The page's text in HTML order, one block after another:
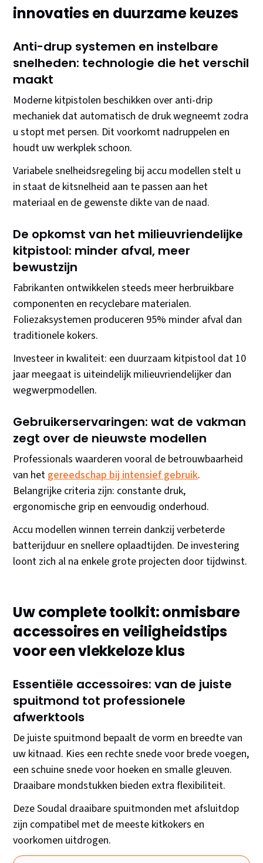
innovaties en duurzame keuzes
Anti-drup systemen en instelbare
snelheden: technologie die het verschil
maakt
Moderne kitpistolen beschikken over anti-drip
mechaniek dat automatisch de druk wegneemt zodra
u stopt met persen. Dit voorkomt nadruppelen en
houdt uw werkplek schoon.
Variabele snelheidsregeling bij accu modellen stelt u
in staat de kitsnelheid aan te passen aan het
materiaal en de gewenste dikte van de naad.
De opkomst van het milieuvriendelijke
kitpistool: minder afval, meer
bewustzijn
Fabrikanten ontwikkelen steeds meer herbruikbare
componenten en recyclebare materialen.
Foliezaksystemen produceren 95% minder afval dan
traditionele kokers.
Investeer in kwaliteit: een duurzaam kitpistool dat 10
jaar meegaat is uiteindelijk milieuvriendelijker dan
wegwerpmodellen.
Gebruikerservaringen: wat de vakman
zegt over de nieuwste modellen
Professionals waarderen vooral de betrouwbaarheid
van het gereedschap bij intensief gebruik.
Belangrijke criteria zijn: constante druk,
ergonomische grip en eenvoudig onderhoud.
Accu modellen winnen terrein dankzij verbeterde
batterijduur en snellere oplaadtijden. De investering
loont zich al na enkele grote projecten door tijdwinst.
Uw complete toolkit: onmisbare
accessoires en veiligheidstips
voor een vlekkeloze klus
Essentiële accessoires: van de juiste
spuitmond tot professionele
afwerktools
De juiste spuitmond bepaalt de vorm en breedte van
uw kitnaad. Kies een rechte snede voor brede voegen,
een schuine snede voor hoeken en smalle gleuven.
Draaibare mondstukken bieden extra flexibiliteit.
Deze Soudal draaibare spuitmonden met afsluitdop
zijn compatibel met de meeste kitkokers en
voorkomen uitdrogen.